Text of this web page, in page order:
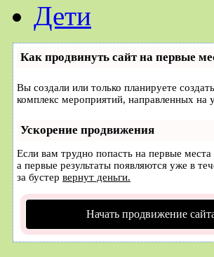
Дети
Как продвинуть сайт на первые
Вы создали или только планируете
комплекс мероприятий, направленных на
Ускорение продвижения
Если вам трудно попасть на первые
а первые результаты появляются уже в
за бустер вернут деньги.
Начать продвижение